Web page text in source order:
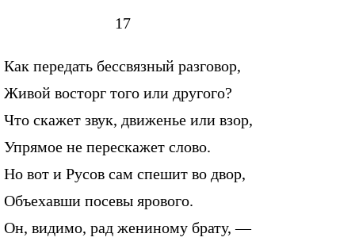
17
Как передать бессвязный разговор,
Живой восторг того или другого?
Что скажет звук, движенье или взор,
Упрямое не перескажет слово.
Но вот и Русов сам спешит во двор,
Объехавши посевы ярового.
Он, видимо, рад жениному брату, —